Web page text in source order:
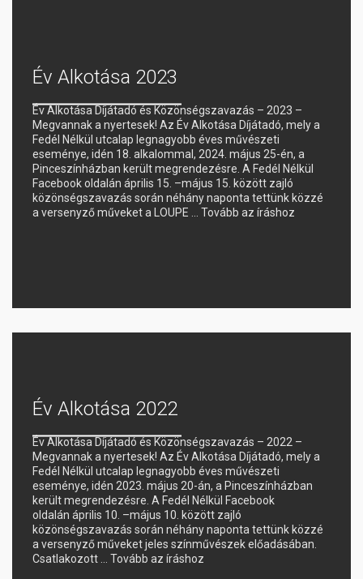
Év Alkotása 2023
Év Alkotása Díjátadó és Közönségszavazás – 2023 –
Megvannak a nyertesek! Az Év Alkotása Díjátadó, mely a
Fedél Nélkül utcalap legnagyobb éves művészeti
eseménye, idén 18. alkalommal, 2024. május 25-én, a
Pinceszínházban került megrendezésre. A Fedél Nélkül
Facebook oldalán április 15. –május 15. között zajló
közönségszavazás során néhány naponta tettünk közzé
a versenyző műveket a LOUPE … Tovább az íráshoz
Év Alkotása 2022
Év Alkotása Díjátadó és Közönségszavazás – 2022 –
Megvannak a nyertesek! Az Év Alkotása Díjátadó, mely a
Fedél Nélkül utcalap legnagyobb éves művészeti
eseménye, idén 2023. május 20-án, a Pinceszínházban
került megrendezésre. A Fedél Nélkül Facebook
oldalán április 10. –május 10. között zajló
közönségszavazás során néhány naponta tettünk közzé
a versenyző műveket jeles színművészek előadásában.
Csatlakozott … Tovább az íráshoz